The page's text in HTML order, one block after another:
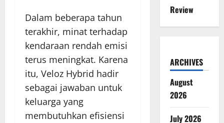
Dalam beberapa tahun
terakhir, minat terhadap
kendaraan rendah emisi
terus meningkat. Karena
itu, Veloz Hybrid hadir
sebagai jawaban untuk
keluarga yang
membutuhkan efisiensi
Review
ARCHIVES
August
2026
July 2026